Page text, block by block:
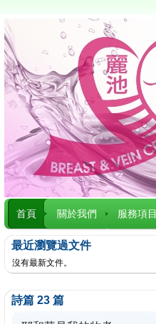
首頁 關於我們 服務項目
最近瀏覽過文件
沒有最新文件。
詩篇 23 篇